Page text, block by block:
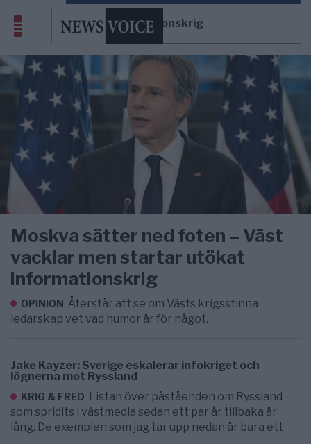
informationskrig
Moskva sätter ned foten – Väst
vacklar men startar utökat
informationskrig
OPINION Återstår att se om Västs krigsstinna
ledarskap vet vad humor är för något.
Jake Kayzer: Sverige eskalerar infokriget och
lögnerna mot Ryssland
KRIG & FRED Listan över påståenden om Ryssland
som spridits i västmedia sedan ett par år tillbaka är
lång. De exemplen som jag tar upp nedan är bara ett